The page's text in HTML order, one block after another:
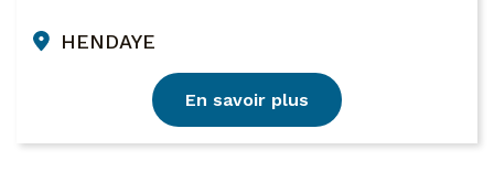
HENDAYE
En savoir plus